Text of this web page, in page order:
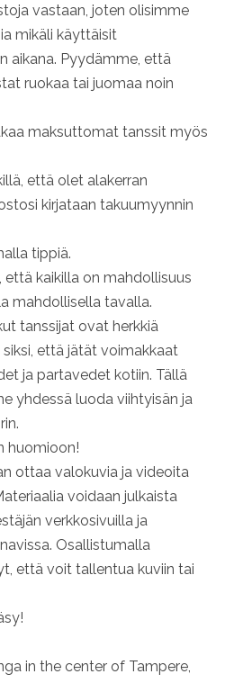
vastaan, joten olisimme
mikäli käyttäisit
aikana. Pyydämme, että
ruokaa tai juomaa noin
maksuttomat tanssit myös
että olet alakerran
kirjataan takuumyynnin
tippiä.
kaikilla on mahdollisuus
mahdollisella tavalla.
tanssijat ovat herkkiä
että jätät voimakkaat
ja partavedet kotiin. Tällä
yhdessä luoda viihtyisän ja
huomioon!
ottaa valokuvia ja videoita
voidaan julkaista
verkkosivuilla ja
Osallistumalla
että voit tallentua kuviin tai
in the center of Tampere,